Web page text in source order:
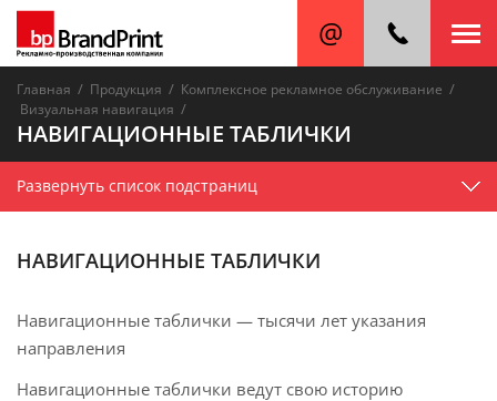
Главная / Продукция / Комплексное рекламное обслуживание /
Визуальная навигация /
НАВИГАЦИОННЫЕ ТАБЛИЧКИ
Развернуть список подстраниц
НАВИГАЦИОННЫЕ ТАБЛИЧКИ
Навигационные таблички — тысячи лет указания
направления
Навигационные таблички ведут свою историю